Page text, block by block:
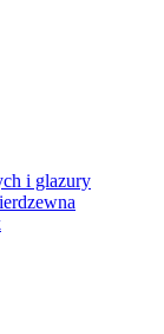
i glazury